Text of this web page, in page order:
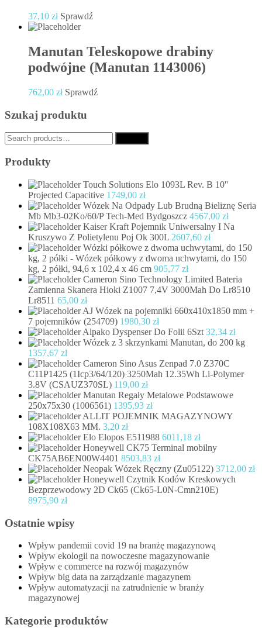
37,10 zł Sprawdź
Manutan Teleskopowe drabiny
podwójne (Manutan 1143006)
762,00 zł Sprawdź
Szukaj produktu
Search
for:
Produkty
Touch Solutions Elo 1093L Rev. B 10''
Projected Capacitive 1749,00 zł
Wózek Na Odpady Lub Brudną Bieliznę Seria
Mb Mb3-02Ko/60/P Tech-Med Bydgoszcz 4567,00 zł
Kaiser Kraft Pojemnik Uniwersalny I Na
Kruszywo Z Polietylenu Poj Ok 300L 2607,60 zł
Wózki półkowe z dwoma uchwytami, do 150
kg, 2 półki - Wózek półkowy z dwoma uchwytami, do 150
kg, 2 półki, 94,6 x 102,4 x 46 cm 905,77 zł
Cameron Sino Technology Limited Bateria
Zamienna Skanera Hioki Z1007 7,4V 3000Mah Do Lr8510
Lr8511 65,00 zł
AJ Wózek na pojemniki 660x410x1850 mm +
7 pojemników (254709) 1980,30 zł
Alpako Dyspenser Do Folii 6Szt 32,34 zł
Wózek z 3 skrzynkami Manutan, do 200 kg
1357,67 zł
Cameron Sino Asus Zenpad 7.0 Z370C
C11P1425 (1Icp3/64/120) 3250Mah 12.35Wh Li-Polymer
3.8V (CSAUZ370SL) 119,00 zł
Manutan Regały Metalowe Podstawowe
250x75x30 (1006561) 1395,93 zł
ALLIT POJEMNIK MAGAZYNOWY
108X108X63 MM. 3,20 zł
Elo Elopos E511988 6011,18 zł
Honeywell CK75 Terminal mobilny
CK75AB6EN00W4401 8503,83 zł
Neopak Wózek Ręczny (Zu05122) 3712,00 zł
Honeywell Czytnik Kodów Kreskowych
Bezprzewodowy 2D Ck65 (Ck65-L0N-Cmn210E)
8975,90 zł
Ostatnie wpisy
Wpływ pandemii covid 19 na branżę magazynową
Wpływ ekologii na nowoczesne magazynowanie
Wpływ e commerce na rozwój magazynów
Wpływ big data na zarządzanie magazynem
Wpływ automatyzacji na zatrudnienie w branży
magazynowej
Kategorie produktów